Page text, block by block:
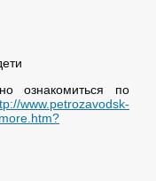
ознакомиться по
www.petrozavodsk-